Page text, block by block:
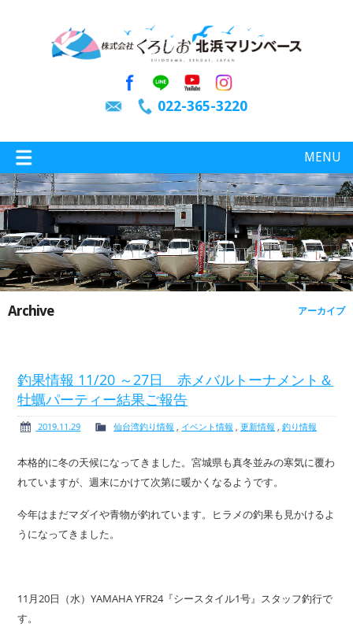
022-365-3220
MENU
特選情報 釣り情報
ボート免許 レンタルボート
サービス案内 イベント情報
新艇・展示艇情報
Archive アーカイブ
釣果情報 11/20 ～27日 赤メバルトーナメント＆
牡蠣パーティー結果ご報告
2019.11.29 仙台湾釣り情報 イベント情報 ,更新情報 釣り情報
本格的に冬の天候になってきました。宮城県も真冬並みの寒気に覆わ
れていますが、週末にかけて次第に暖かくなるようです。
今年はまだマダイや青物が釣れています。ヒラメの釣果も見かけるよ
うになってきました。
11月20日（水）YAMAHA YFR24『シースタイル1号』スタッフ釣行で
す。